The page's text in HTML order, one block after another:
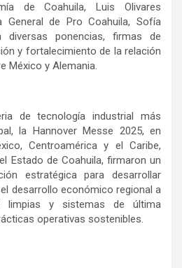
de Coahuila, Luis Olivares
General de Pro Coahuila, Sofía
diversas ponencias, firmas de
y fortalecimiento de la relación
México y Alemania.
de tecnología industrial más
la Hannover Messe 2025, en
Centroamérica y el Caribe,
Estado de Coahuila, firmaron un
estratégica para desarrollar
desarrollo económico regional a
limpias y sistemas de última
operativas sostenibles.